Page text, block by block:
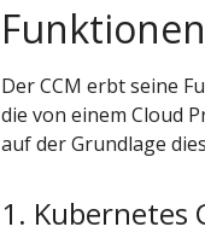
Der CCM erbt seine
die von einem Cloud
auf der Grundlage
1. Kubernetes